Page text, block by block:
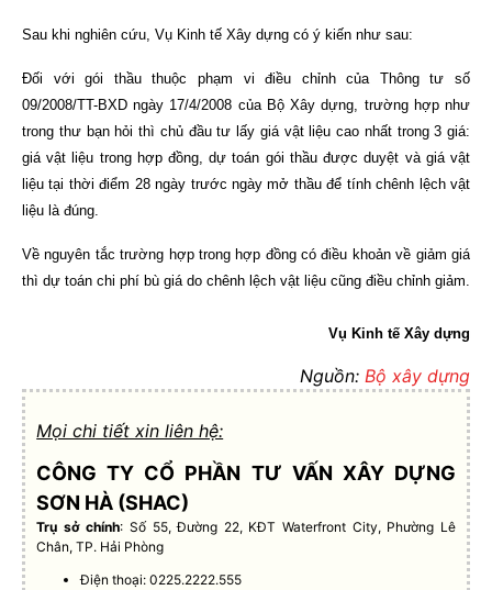
Sau khi nghiên cứu, Vụ Kinh tế Xây dựng có ý kiến như sau:
Đối với gói thầu thuộc phạm vi điều chỉnh của Thông tư số
09/2008/TT-BXD ngày 17/4/2008 của Bộ Xây dựng, trường hợp như
trong thư bạn hỏi thì chủ đầu tư lấy giá vật liệu cao nhất trong 3 giá:
giá vật liệu trong hợp đồng, dự toán gói thầu được duyệt và giá vật
liệu tại thời điểm 28 ngày trước ngày mở thầu để tính chênh lệch vật
liệu là đúng.
Về nguyên tắc trường hợp trong hợp đồng có điều khoản về giảm giá
thì dự toán chi phí bù giá do chênh lệch vật liệu cũng điều chỉnh giảm.
Vụ Kinh tế Xây dựng
Nguồn: Bộ xây dựng
Mọi chi tiết xin liên hệ:
CÔNG TY CỔ PHẦN TƯ VẤN XÂY DỰNG
SƠN HÀ (SHAC)
Trụ sở chính: Số 55, Đường 22, KĐT Waterfront City, Phường Lê
Chân, TP. Hải Phòng
Điện thoại: 0225.2222.555